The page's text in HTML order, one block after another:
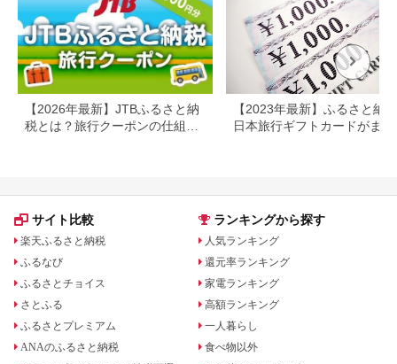
【2026年最新】JTBふるさと納
税とは？旅行クーポンの仕組
【2023年最新】ふるさと納
日本旅行ギフトカードがまだ
サイト比較
楽天ふるさと納税
ふるなび
ふるさとチョイス
さとふる
ふるさとプレミアム
ANAのふるさと納税
ランキングから探す
人気ランキング
還元率ランキング
家電ランキング
高額ランキング
一人暮らし
食べ物以外